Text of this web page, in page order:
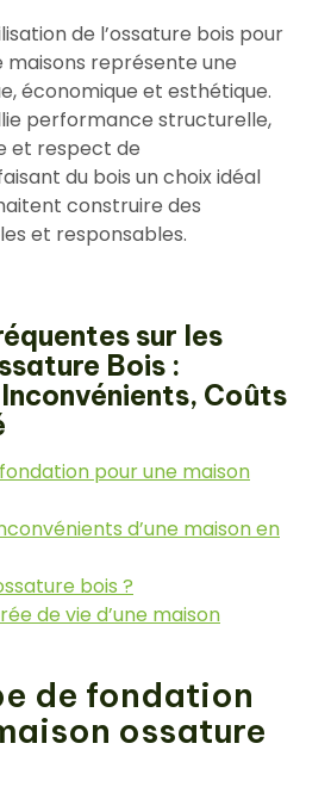
de l’ossature bois pour
représente une
économique et esthétique.
performance structurelle,
et respect de
du bois un choix idéal
construire des
et responsables.
sur les
Bois :
Coûts
pour une maison
d’une maison en
bois ?
de vie d’une maison
de fondation
ossature